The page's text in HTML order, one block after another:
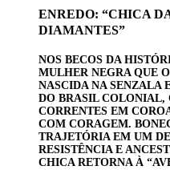
ENREDO: “CHICA
DIAMANTES”
NOS BECOS DA
MULHER NEGRA QUE
NASCIDA NA SENZALA
DO BRASIL COLONIAL,
CORRENTES EM
COM CORAGEM.
TRAJETÓRIA EM UM
RESISTÊNCIA E
CHICA RETORNA À